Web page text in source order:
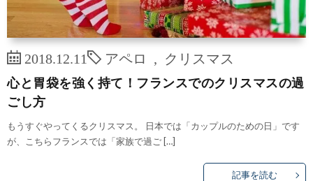
2018.12.11 アペロ クリスマス
心と胃袋を強く持て！フランスでのクリスマスの過
ごし方
もうすぐやってくるクリスマス。 日本では「カップルのための日」です
が、こちらフランスでは「家族で過ご […]
記事を読む